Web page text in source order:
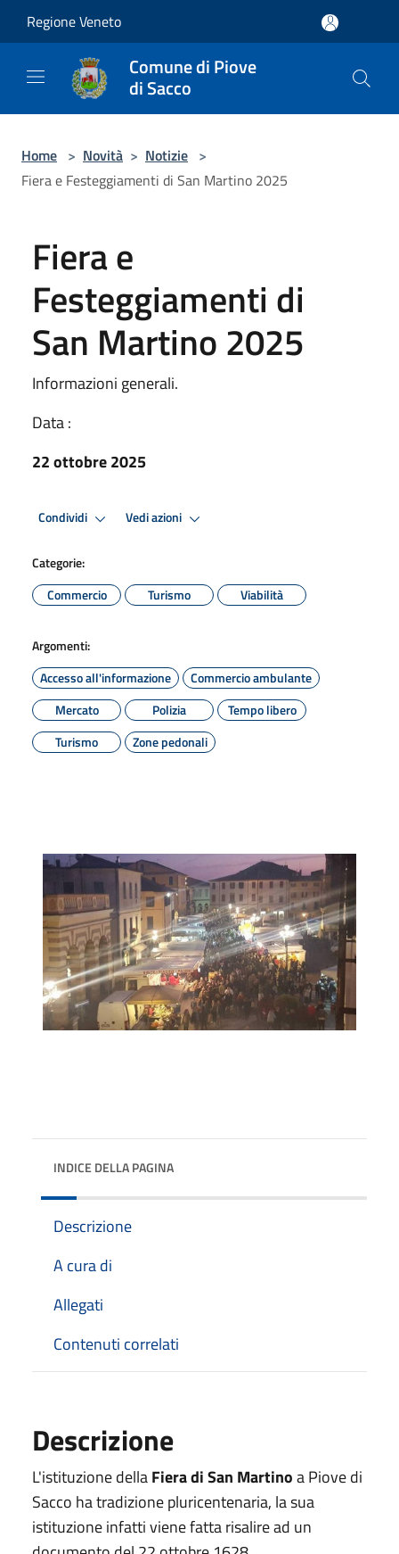
Regione Veneto
Comune di Piove
di Sacco
Home > Novità > Notizie >
Fiera e Festeggiamenti di San Martino 2025
Fiera e
Festeggiamenti di
San Martino 2025
Informazioni generali.
Data :
22 ottobre 2025
Condividi Vedi azioni
Categorie:
Commercio
Turismo Viabilità
Argomenti:
Accesso all'informazione
Commercio ambulante
Mercato
Polizia
Tempo libero
Turismo
Zone pedonali
INDICE DELLA PAGINA
Descrizione
A cura di
Allegati
Contenuti correlati
Descrizione
L'istituzione dellaFiera di San Martinoa Piove di
Sacco ha tradizione pluricentenaria, la sua
istituzione infatti viene fatta risalire ad un